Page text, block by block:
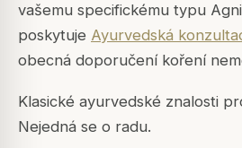
vašemu specifickému typu
poskytuje Ayurvedská
obecná doporučení koření
Klasické ayurvedské znalosti
Nejedná se o radu.